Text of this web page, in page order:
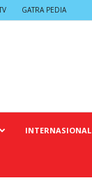
GATRA PEDIA
INTERNASIONAL